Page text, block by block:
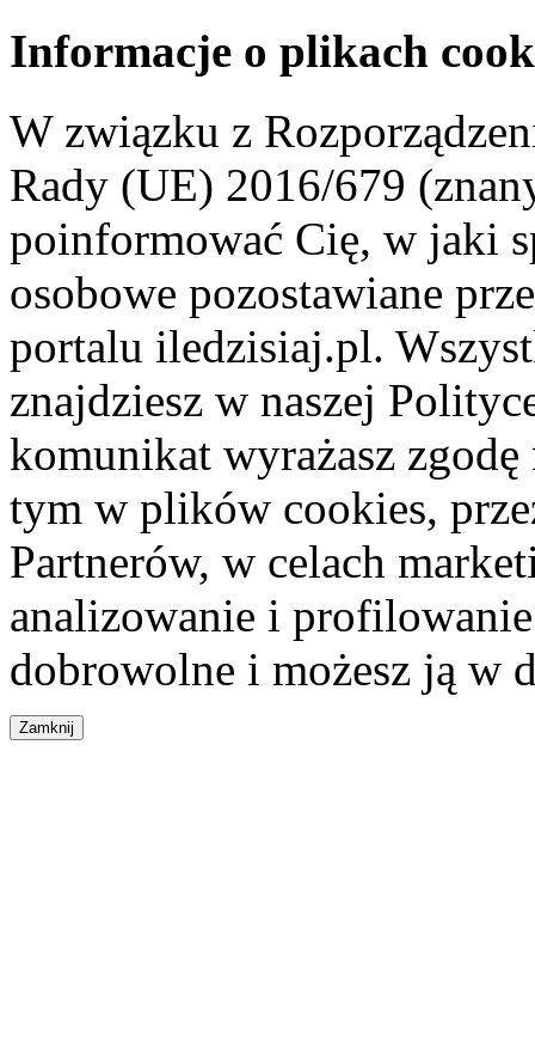
Informacje o plikach
W związku z
Rady (UE) 2016/679
poinformować Cię, w jaki
osobowe pozostawiane
portalu iledzisiaj.pl.
znajdziesz w naszej
komunikat wyrażasz
tym w plików cookies,
Partnerów, w celach
analizowanie i
dobrowolne i możesz ją w